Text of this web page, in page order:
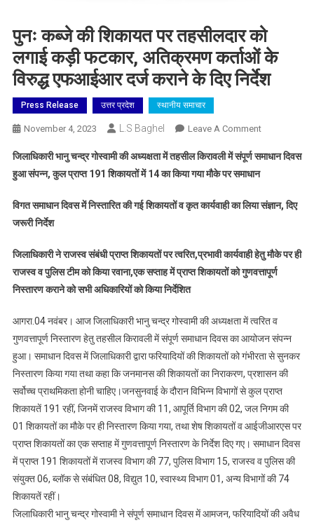
पुनः कब्जे की शिकायत पर तहसीलदार को
लगाई कड़ी फटकार, अतिक्रमण कर्ताओं के
विरुद्ध एफआईआर दर्ज कराने के दिए निर्देश
Press Release उत्तर प्रदेश स्थानीय समाचार
November 4, 2023 L.S Baghel Leave A CommentOn
कब्जे
पर
लगाई
कड़ी
कर्ताओं
के
विरुद्ध
एफआईआर
दर्ज
कराने
निर्देश
जिलाधिकारी भानु चन्द्र गोस्वामी की अध्यक्षता में तहसील किरावली में संपूर्ण समाधान दिवस
हुआ संपन्न, कुल प्राप्त 191 शिकायतों में 14 का किया गया मौके पर समाधान
विगत समाधान दिवस में निस्तारित की गई शिकायतों व कृत कार्यवाही का लिया संज्ञान, दिए
जरूरी निर्देश
जिलाधिकारी ने राजस्व संबंधी प्राप्त शिकायतों पर त्वरित,प्रभावी कार्यवाही हेतु मौके पर ही
राजस्व व पुलिस टीम को किया रवाना,एक सप्ताह में प्राप्त शिकायतों को गुणवत्तापूर्ण
निस्तारण कराने को सभी अधिकारियों को किया निर्देशित
आगरा.04 नवंबर। आज जिलाधिकारी भानु चन्द्र गोस्वामी की अध्यक्षता में त्वरित व
गुणवत्तापूर्ण निस्तारण हेतु तहसील किरावली में संपूर्ण समाधान दिवस का आयोजन संपन्न
हुआ। समाधान दिवस में जिलाधिकारी द्वारा फरियादियों की शिकायतों को गंभीरता से सुनकर
निस्तारण किया गया तथा कहा कि जनमानस की शिकायतों का निराकरण, प्रशासन की
सर्वोच्च प्राथमिकता होनी चाहिए।जनसुनवाई के दौरान विभिन्न विभागों से कुल प्राप्त
शिकायतें 191 रहीं, जिनमें राजस्व विभाग की 11, आपूर्ति विभाग की 02, जल निगम की
01 शिकायतों का मौके पर ही निस्तारण किया गया, तथा शेष शिकायतों व आईजीआरएस पर
प्राप्त शिकायतों का एक सप्ताह में गुणवत्तापूर्ण निस्तारण के निर्देश दिए गए। समाधान दिवस
में प्राप्त 191 शिकायतों में राजस्व विभाग की 77, पुलिस विभाग 15, राजस्व व पुलिस की
संयुक्त 06, ब्लॉक से संबंधित 08, विद्युत 10, स्वास्थ्य विभाग 01, अन्य विभागों की 74
शिकायतें रहीं।
जिलाधिकारी भानु चन्द्र गोस्वामी ने संपूर्ण समाधान दिवस में आमजन, फरियादियों की अवैध